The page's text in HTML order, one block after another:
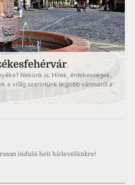
Nekünk is. Hírek, érdekességek,
a világ szerintünk legjobb városáról a
induló heti hírlevelünkre!